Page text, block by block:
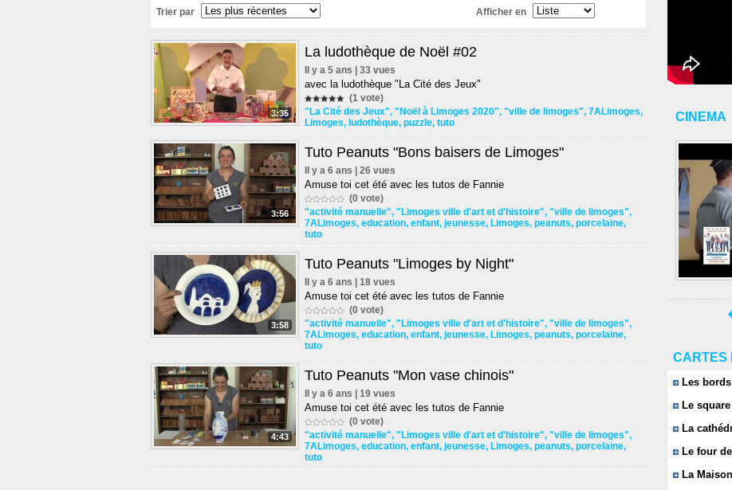
Trier par Afficher en
3:35
La ludothèque de Noël #02
Il y a 5 ans | 33 vues
avec la ludothèque "La Cité des Jeux"
(1 vote)
"La Cité des Jeux", "Noël à Limoges 2020", "ville de limoges", 7ALimoges,
Limoges, ludothèque, puzzle, tuto
3:56
Tuto Peanuts "Bons baisers de Limoges"
Il y a 6 ans | 26 vues
Amuse toi cet été avec les tutos de Fannie
(0 vote)
"activité manuelle", "Limoges ville d'art et d'histoire", "ville de limoges",
7ALimoges, education, enfant, jeunesse, Limoges, peanuts, porcelaine,
tuto
3:58
Tuto Peanuts "Limoges by Night"
Il y a 6 ans | 18 vues
Amuse toi cet été avec les tutos de Fannie
(0 vote)
"activité manuelle", "Limoges ville d'art et d'histoire", "ville de limoges",
7ALimoges, education, enfant, jeunesse, Limoges, peanuts, porcelaine,
tuto
4:43
Tuto Peanuts "Mon vase chinois"
Il y a 6 ans | 19 vues
Amuse toi cet été avec les tutos de Fannie
(0 vote)
"activité manuelle", "Limoges ville d'art et d'histoire", "ville de limoges",
7ALimoges, education, enfant, jeunesse, Limoges, peanuts, porcelaine,
tuto
CINEMA
CARTES
Les
Le
La
Le four
La